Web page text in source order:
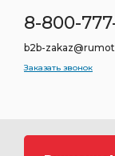
8-800-
b2b-
Заказать звонок